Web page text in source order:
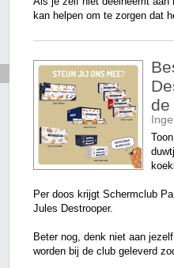
kan helpen om te zorgen dat
Per doos krijgt Schermclub
Jules Destrooper.
Beter nog, denk niet aan
worden bij de club geleverd